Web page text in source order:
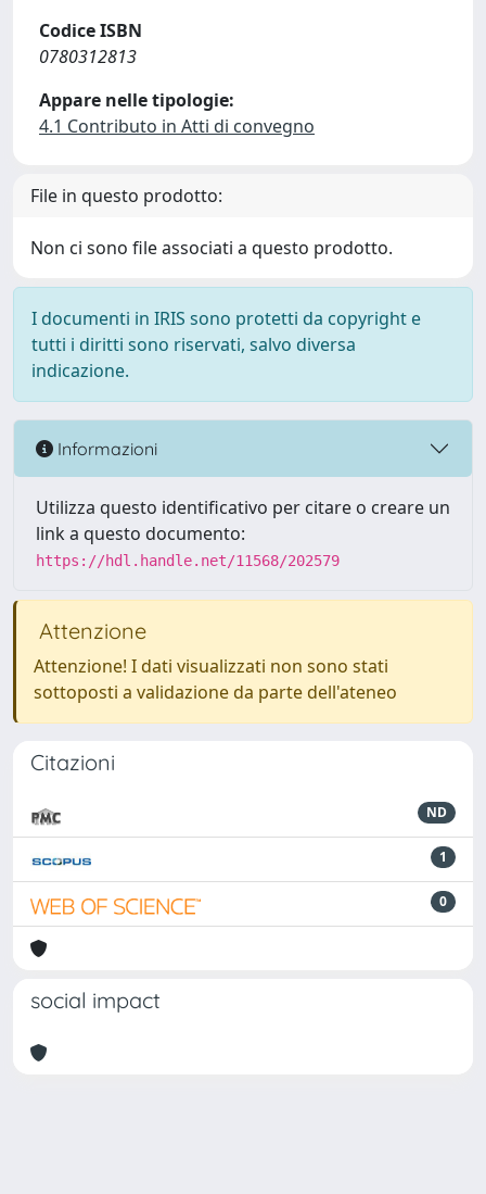
Codice ISBN
0780312813
Appare nelle tipologie:
4.1 Contributo in Atti di convegno
File in questo prodotto:
Non ci sono file associati a questo prodotto.
I documenti in IRIS sono protetti da copyright e
tutti i diritti sono riservati, salvo diversa
indicazione.
Informazioni
Utilizza questo identificativo per citare o creare un
link a questo documento:
https://hdl.handle.net/11568/202579
Attenzione
Attenzione! I dati visualizzati non sono stati
sottoposti a validazione da parte dell'ateneo
Citazioni
ND
1
0
social impact